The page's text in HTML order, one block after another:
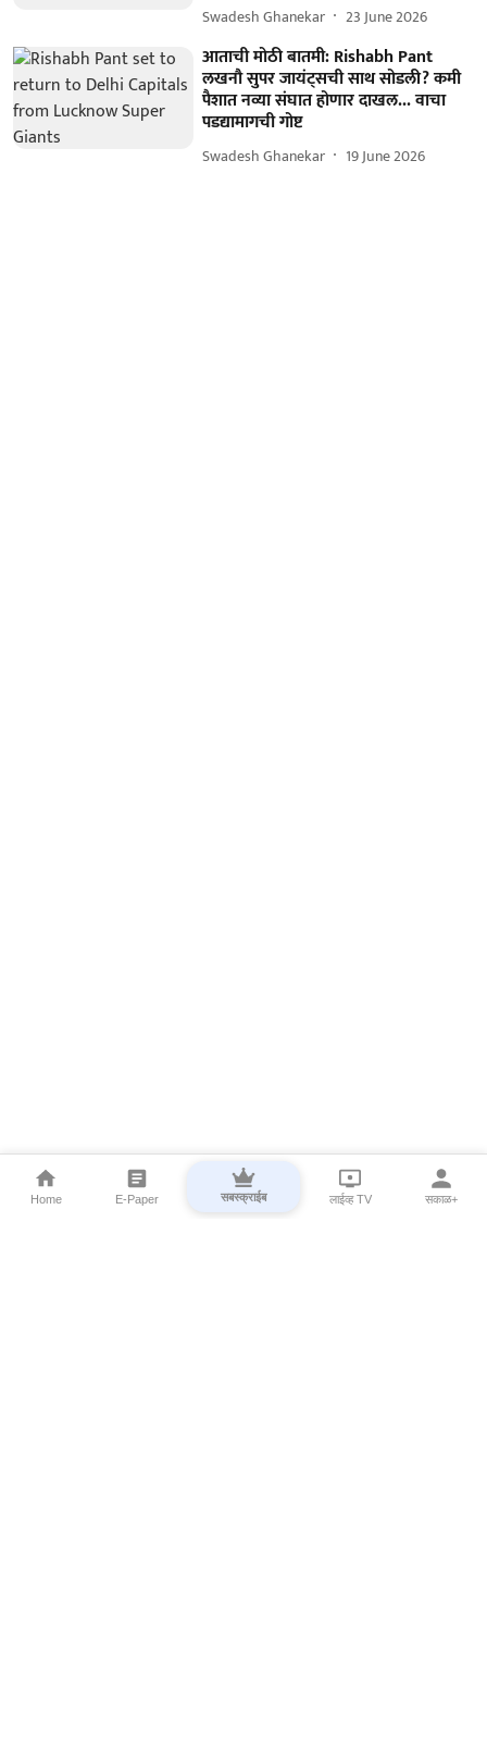
Swadesh Ghanekar 23 June 2026
आताची मोठी बातमी: Rishabh Pant
लखनौ सुपर जायंट्सची साथ सोडली? कमी
पैशात नव्या संघात होणार दाखल... वाचा
पडद्यामागची गोष्ट
Swadesh Ghanekar 19 June 2026
Home E-Paper सबस्क्राईब लाईव्ह TV सकाळ+